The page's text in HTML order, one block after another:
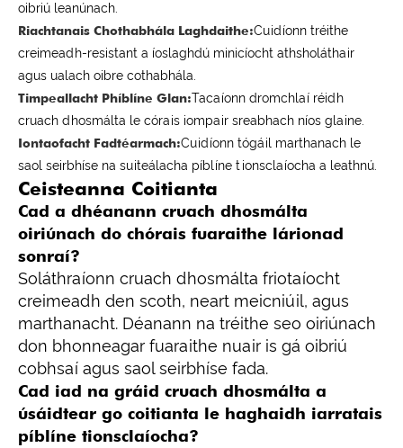
oibriú leanúnach.
Riachtanais Chothabhála Laghdaithe:Cuidíonn tréithe
creimeadh-resistant a íoslaghdú minicíocht athsholáthair
agus ualach oibre cothabhála.
Timpeallacht Phíblíne Glan:Tacaíonn dromchlaí réidh
cruach dhosmálta le córais iompair sreabhach níos glaine.
Iontaofacht Fadtéarmach:Cuidíonn tógáil marthanach le
saol seirbhíse na suiteálacha píblíne tionsclaíocha a leathnú.
Ceisteanna Coitianta
Cad a dhéanann cruach dhosmálta
oiriúnach do chórais fuaraithe lárionad
sonraí?
Soláthraíonn cruach dhosmálta friotaíocht
creimeadh den scoth, neart meicniúil, agus
marthanacht. Déanann na tréithe seo oiriúnach
don bhonneagar fuaraithe nuair is gá oibriú
cobhsaí agus saol seirbhíse fada.
Cad iad na gráid cruach dhosmálta a
úsáidtear go coitianta le haghaidh iarratais
píblíne tionsclaíocha?